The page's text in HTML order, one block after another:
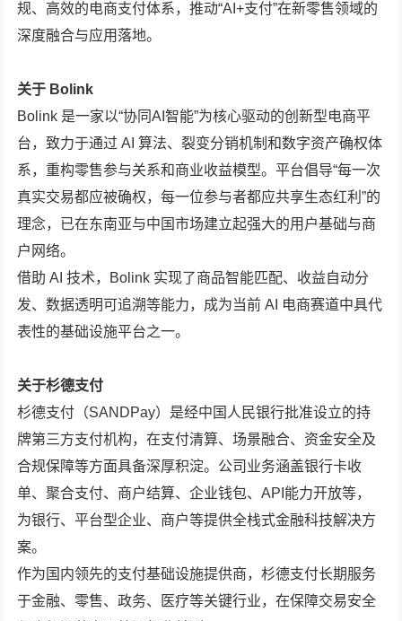
规、高效的电商支付体系，推动“AI+支付”在新零售领域的
深度融合与应用落地。
关于 Bolink
Bolink 是一家以“协同AI智能”为核心驱动的创新型电商平
台，致力于通过 AI 算法、裂变分销机制和数字资产确权体
系，重构零售参与关系和商业收益模型。平台倡导“每一次
真实交易都应被确权，每一位参与者都应共享生态红利”的
理念，已在东南亚与中国市场建立起强大的用户基础与商
户网络。
借助 AI 技术，Bolink 实现了商品智能匹配、收益自动分
发、数据透明可追溯等能力，成为当前 AI 电商赛道中具代
表性的基础设施平台之一。
关于杉德支付
杉德支付（SANDPay）是经中国人民银行批准设立的持
牌第三方支付机构，在支付清算、场景融合、资金安全及
合规保障等方面具备深厚积淀。公司业务涵盖银行卡收
单、聚合支付、商户结算、企业钱包、API能力开放等，
为银行、平台型企业、商户等提供全栈式金融科技解决方
案。
作为国内领先的支付基础设施提供商，杉德支付长期服务
于金融、零售、政务、医疗等关键行业，在保障交易安全